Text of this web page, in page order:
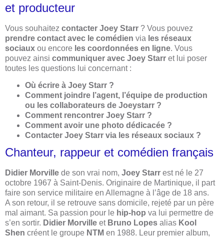
et producteur
Vous souhaitez contacter Joey Starr ? Vous pouvez
prendre contact avec le comédien via les réseaux
sociaux ou encore les coordonnées en ligne. Vous
pouvez ainsi communiquer avec Joey Starr et lui poser
toutes les questions lui concernant :
Où écrire à Joey Starr ?
Comment joindre l’agent, l’équipe de production
ou les collaborateurs de Joeystarr ?
Comment rencontrer Joey Starr ?
Comment avoir une photo dédicacée ?
Contacter Joey Starr via les réseaux sociaux ?
Chanteur, rappeur et comédien français
Didier Morville de son vrai nom, Joey Starr est né le 27
octobre 1967 à Saint-Denis. Originaire de Martinique, il part
faire son service militaire en Allemagne à l’âge de 18 ans.
A son retour, il se retrouve sans domicile, rejeté par un père
mal aimant. Sa passion pour le hip-hop va lui permettre de
s’en sortir. Didier Morville et Bruno Lopes alias Kool
Shen créent le groupe NTM en 1988. Leur premier album,